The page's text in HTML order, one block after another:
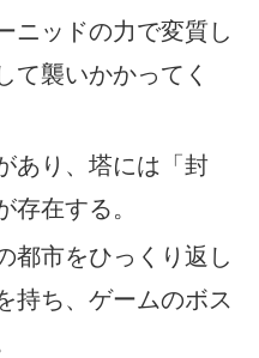
ニッドの力で変質し
て襲いかかってく
あり、塔には「封
存在する。
都市をひっくり返し
持ち、ゲームのボス